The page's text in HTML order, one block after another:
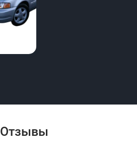
Отзывы